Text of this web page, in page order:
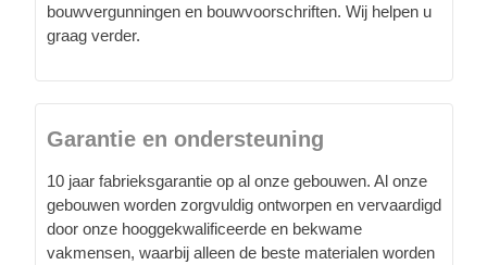
bouwvergunningen en bouwvoorschriften. Wij helpen u
graag verder.
Garantie en ondersteuning
10 jaar fabrieksgarantie op al onze gebouwen. Al onze
gebouwen worden zorgvuldig ontworpen en vervaardigd
door onze hooggekwalificeerde en bekwame
vakmensen, waarbij alleen de beste materialen worden